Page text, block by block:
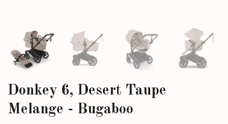
Donkey 6, Desert Taupe
Melange - Bugaboo